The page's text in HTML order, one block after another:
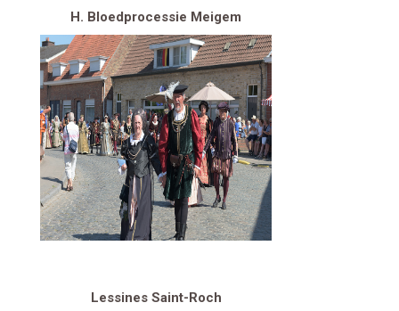
H. Bloedprocessie Meigem
Lessines Saint-Roch